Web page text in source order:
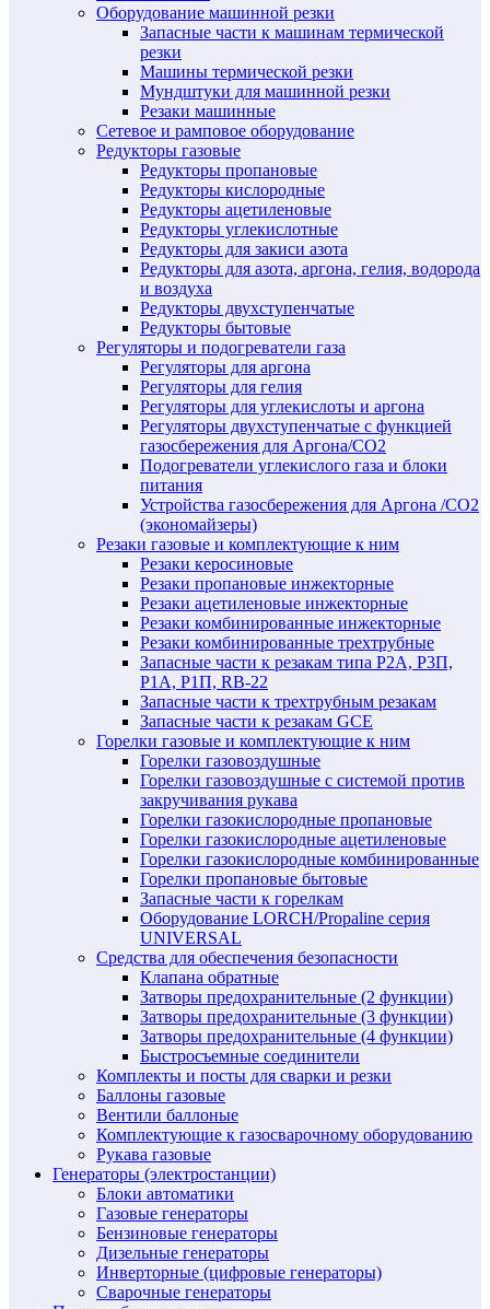
Оборудование машинной резки
Запасные части к машинам термической
резки
Машины термической резки
Мундштуки для машинной резки
Резаки машинные
Сетевое и рамповое оборудование
Редукторы газовые
Редукторы пропановые
Редукторы кислородные
Редукторы ацетиленовые
Редукторы углекислотные
Редукторы для закиси азота
Редукторы для азота, аргона, гелия, водорода
и воздуха
Редукторы двухступенчатые
Редукторы бытовые
Регуляторы и подогреватели газа
Регуляторы для аргона
Регуляторы для гелия
Регуляторы для углекислоты и аргона
Регуляторы двухступенчатые c функцией
газосбережения для Аргона/СО2
Подогреватели углекислого газа и блоки
питания
Устройства газосбережения для Аргона /СО2
(экономайзеры)
Резаки газовые и комплектующие к ним
Резаки керосиновые
Резаки пропановые инжекторные
Резаки ацетиленовые инжекторные
Резаки комбинированные инжекторные
Резаки комбинированные трехтрубные
Запасные части к резакам типа Р2А, Р3П,
Р1А, Р1П, RB-22
Запасные части к трехтрубным резакам
Запасные части к резакам GCE
Горелки газовые и комплектующие к ним
Горелки газовоздушные
Горелки газовоздушные с системой против
закручивания рукава
Горелки газокислородные пропановые
Горелки газокислородные ацетиленовые
Горелки газокислородные комбинированные
Горелки пропановые бытовые
Запасные части к горелкам
Оборудование LORCH/Propaline серия
UNIVERSAL
Средства для обеспечения безопасности
Клапана обратные
Затворы предохранительные (2 функции)
Затворы предохранительные (3 функции)
Затворы предохранительные (4 функции)
Быстросъемные соединители
Комплекты и посты для сварки и резки
Баллоны газовые
Вентили баллоные
Комплектующие к газосварочному оборудованию
Рукава газовые
Генераторы (электростанции)
Блоки автоматики
Газовые генераторы
Бензиновые генераторы
Дизельные генераторы
Инверторные (цифровые генераторы)
Сварочные генераторы